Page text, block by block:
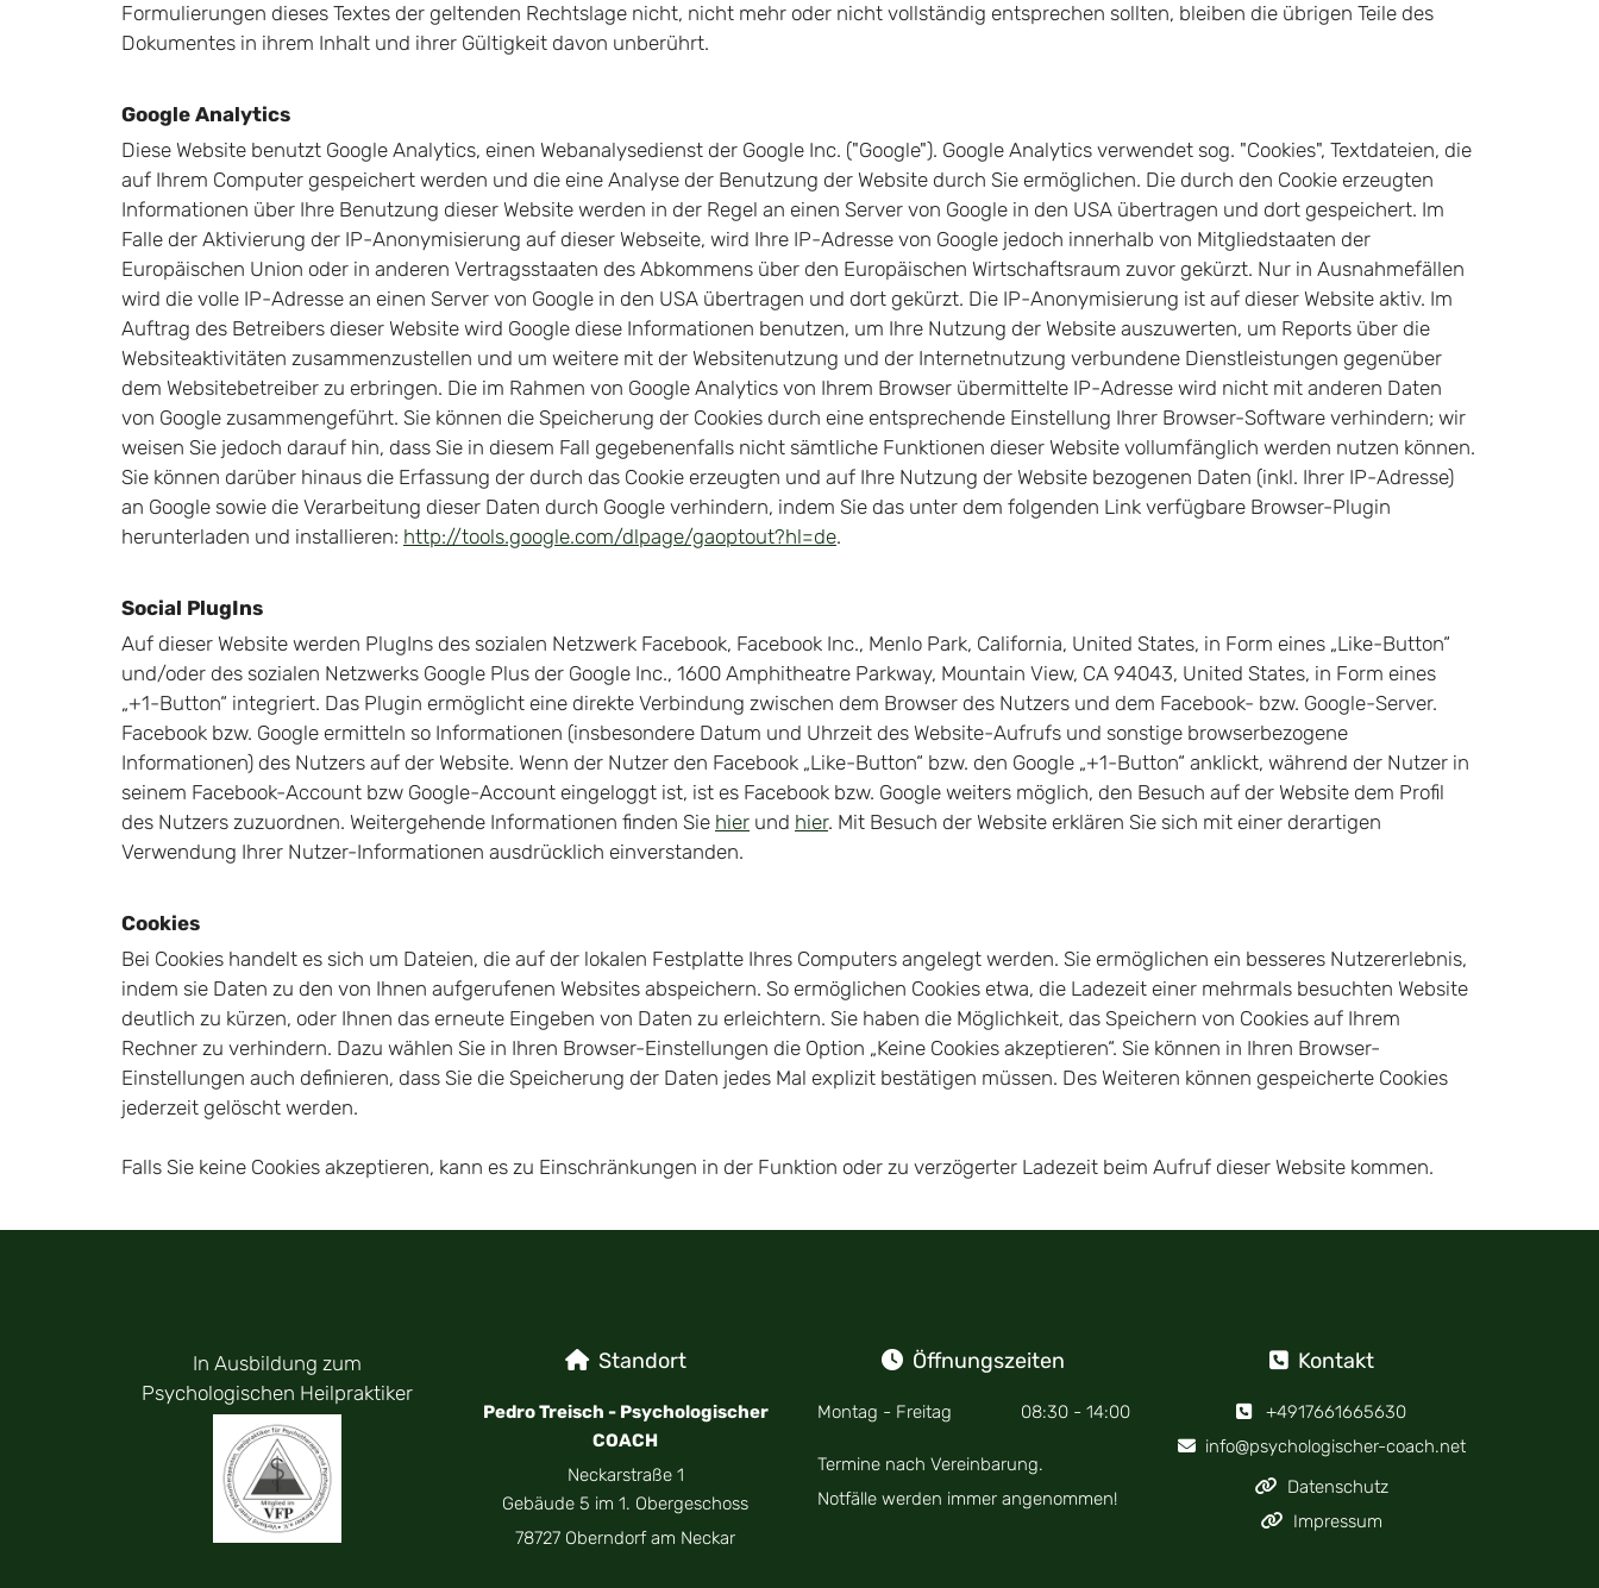
Formulierungen dieses Textes der geltenden Rechtslage nicht, nicht mehr oder nicht vollständig entsprechen sollten, bleiben die übrigen Teile des
Dokumentes in ihrem Inhalt und ihrer Gültigkeit davon unberührt.
Google Analytics
Diese Website benutzt Google Analytics, einen Webanalysedienst der Google Inc. ("Google"). Google Analytics verwendet sog. "Cookies", Textdateien, die
auf Ihrem Computer gespeichert werden und die eine Analyse der Benutzung der Website durch Sie ermöglichen. Die durch den Cookie erzeugten
Informationen über Ihre Benutzung dieser Website werden in der Regel an einen Server von Google in den USA übertragen und dort gespeichert. Im
Falle der Aktivierung der IP-Anonymisierung auf dieser Webseite, wird Ihre IP-Adresse von Google jedoch innerhalb von Mitgliedstaaten der
Europäischen Union oder in anderen Vertragsstaaten des Abkommens über den Europäischen Wirtschaftsraum zuvor gekürzt. Nur in Ausnahmefällen
wird die volle IP-Adresse an einen Server von Google in den USA übertragen und dort gekürzt. Die IP-Anonymisierung ist auf dieser Website aktiv. Im
Auftrag des Betreibers dieser Website wird Google diese Informationen benutzen, um Ihre Nutzung der Website auszuwerten, um Reports über die
Websiteaktivitäten zusammenzustellen und um weitere mit der Websitenutzung und der Internetnutzung verbundene Dienstleistungen gegenüber
dem Websitebetreiber zu erbringen. Die im Rahmen von Google Analytics von Ihrem Browser übermittelte IP-Adresse wird nicht mit anderen Daten
von Google zusammengeführt. Sie können die Speicherung der Cookies durch eine entsprechende Einstellung Ihrer Browser-Software verhindern; wir
weisen Sie jedoch darauf hin, dass Sie in diesem Fall gegebenenfalls nicht sämtliche Funktionen dieser Website vollumfänglich werden nutzen können.
Sie können darüber hinaus die Erfassung der durch das Cookie erzeugten und auf Ihre Nutzung der Website bezogenen Daten (inkl. Ihrer IP-Adresse)
an Google sowie die Verarbeitung dieser Daten durch Google verhindern, indem Sie das unter dem folgenden Link verfügbare Browser-Plugin
herunterladen und installieren: http://tools.google.com/dlpage/gaoptout?hl=de.
Social PlugIns
Auf dieser Website werden PlugIns des sozialen Netzwerk Facebook, Facebook Inc., Menlo Park, California, United States, in Form eines „Like-Button“
und/oder des sozialen Netzwerks Google Plus der Google Inc., 1600 Amphitheatre Parkway, Mountain View, CA 94043, United States, in Form eines
„+1-Button“ integriert. Das Plugin ermöglicht eine direkte Verbindung zwischen dem Browser des Nutzers und dem Facebook- bzw. Google-Server.
Facebook bzw. Google ermitteln so Informationen (insbesondere Datum und Uhrzeit des Website-Aufrufs und sonstige browserbezogene
Informationen) des Nutzers auf der Website. Wenn der Nutzer den Facebook „Like-Button“ bzw. den Google „+1-Button“ anklickt, während der Nutzer in
seinem Facebook-Account bzw Google-Account eingeloggt ist, ist es Facebook bzw. Google weiters möglich, den Besuch auf der Website dem Profil
des Nutzers zuzuordnen. Weitergehende Informationen finden Sie hier und hier. Mit Besuch der Website erklären Sie sich mit einer derartigen
Verwendung Ihrer Nutzer-Informationen ausdrücklich einverstanden.
Cookies
Bei Cookies handelt es sich um Dateien, die auf der lokalen Festplatte Ihres Computers angelegt werden. Sie ermöglichen ein besseres Nutzererlebnis,
indem sie Daten zu den von Ihnen aufgerufenen Websites abspeichern. So ermöglichen Cookies etwa, die Ladezeit einer mehrmals besuchten Website
deutlich zu kürzen, oder Ihnen das erneute Eingeben von Daten zu erleichtern. Sie haben die Möglichkeit, das Speichern von Cookies auf Ihrem
Rechner zu verhindern. Dazu wählen Sie in Ihren Browser-Einstellungen die Option „Keine Cookies akzeptieren“. Sie können in Ihren Browser-
Einstellungen auch definieren, dass Sie die Speicherung der Daten jedes Mal explizit bestätigen müssen. Des Weiteren können gespeicherte Cookies
jederzeit gelöscht werden.
Falls Sie keine Cookies akzeptieren, kann es zu Einschränkungen in der Funktion oder zu verzögerter Ladezeit beim Aufruf dieser Website kommen.
In Ausbildung zum
Psychologischen Heilpraktiker
Standort
Pedro Treisch - Psychologischer
COACH
Neckarstraße 1
Gebäude 5 im 1. Obergeschoss
78727 Oberndorf am Neckar
 Öffnungszeiten
Montag - Freitag 08:30 - 14:00
Termine nach Vereinbarung.
Notfälle werden immer angenommen!
Kontakt
 +4917661665630
 info@psychologischer-coach.net
 Datenschutz
 Impressum